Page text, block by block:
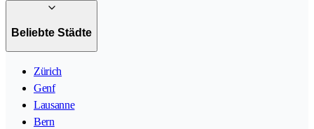
Beliebte Städte
Zürich
Genf
Lausanne
Bern